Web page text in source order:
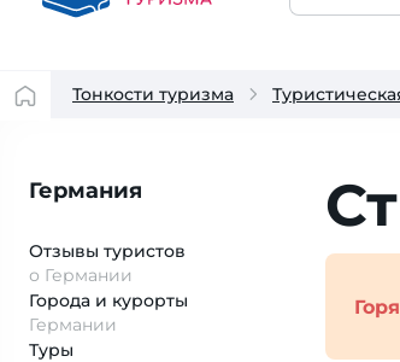
Тонкости туризма
Германия
Отзывы туристов
о Германии
Города и курорты
Германии
Туры